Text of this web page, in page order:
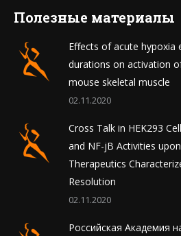
Полезные материалы
Effects of acute hypoxia
durations on activation
mouse skeletal muscle
02.11.2020
Cross Talk in HEK293
and NF-jB Activities
Therapeutics
Resolution
02.11.2020
Российская Академия